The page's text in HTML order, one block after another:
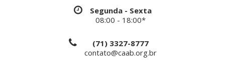
Segunda - Sexta
08:00 - 18:00*
(71) 3327-8777
contato@caab.org.br